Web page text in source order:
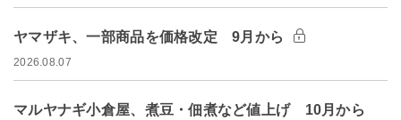
ヤマザキ、一部商品を価格改定 9月から
2026.08.07
マルヤナギ小倉屋、煮豆・佃煮など値上げ 10月から